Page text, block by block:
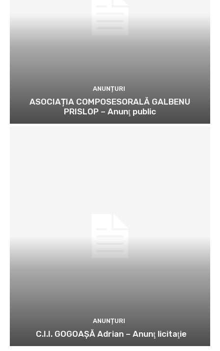
ANUNȚURI
ASOCIAȚIA COMPOSESORALĂ GALBENU
PRISLOP – Anunţ public
ANUNȚURI
C.I.I. GOGOAŞĂ Adrian – Anunţ licitaţie